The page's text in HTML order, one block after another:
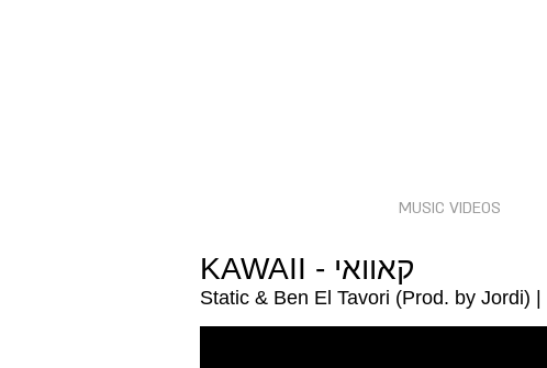
MUSIC VIDEOS
KAWAII - קאוואי